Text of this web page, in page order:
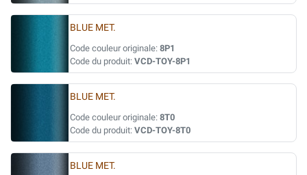
BLUE MET.
Code couleur originale: 8P1
Code du produit: VCD-TOY-8P1
BLUE MET.
Code couleur originale: 8T0
Code du produit: VCD-TOY-8T0
BLUE MET.